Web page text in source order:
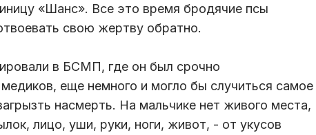
«Шанс». Все это время бродячие псы
свою жертву обратно.
в БСМП, где он был срочно
еще немного и могло бы случиться самое
насмерть. На мальчике нет живого места,
лицо, уши, руки, ноги, живот, - от укусов